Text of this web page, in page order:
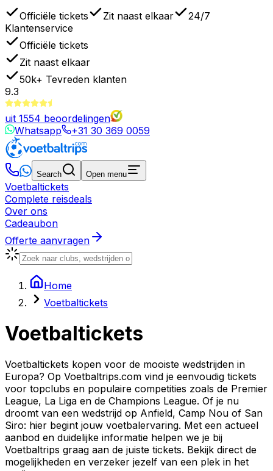
Officiële tickets Zit naast elkaar
24/7
Klantenservice
Officiële tickets
Zit naast elkaar
50k+ Tevreden klanten
9.3
uit 1554 beoordelingen
Whatsapp
+31 30 369 0059
Search Open menu
Voetbaltickets
Complete reisdeals
Over ons
Cadeaubon
Offerte aanvragen
Home
Voetbaltickets
Voetbaltickets
Voetbaltickets kopen voor de mooiste wedstrijden in
Europa? Op Voetbaltrips.com vind je eenvoudig tickets
voor topclubs en populaire competities zoals de Premier
League, La Liga en de Champions League. Of je nu
droomt van een wedstrijd op Anfield, Camp Nou of San
Siro: hier begint jouw voetbalervaring. Met een actueel
aanbod en duidelijke informatie helpen we je bij
Voetbaltrips graag aan de juiste tickets. Bekijk direct de
mogelijkheden en verzeker jezelf van een plek in het